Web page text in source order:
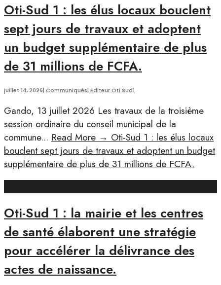
Oti-Sud 1 : les élus locaux bouclent
sept jours de travaux et adoptent
un budget supplémentaire de plus
de 31 millions de FCFA.
juillet 14, 2026| Communiqués| Editeur Oti Sud1
Gando, 13 juillet 2026 Les travaux de la troisième
session ordinaire du conseil municipal de la
commune... Read More → Oti-Sud 1 : les élus locaux
bouclent sept jours de travaux et adoptent un budget
supplémentaire de plus de 31 millions de FCFA.
Oti-Sud 1 : la mairie et les centres
de santé élaborent une stratégie
pour accélérer la délivrance des
actes de naissance.